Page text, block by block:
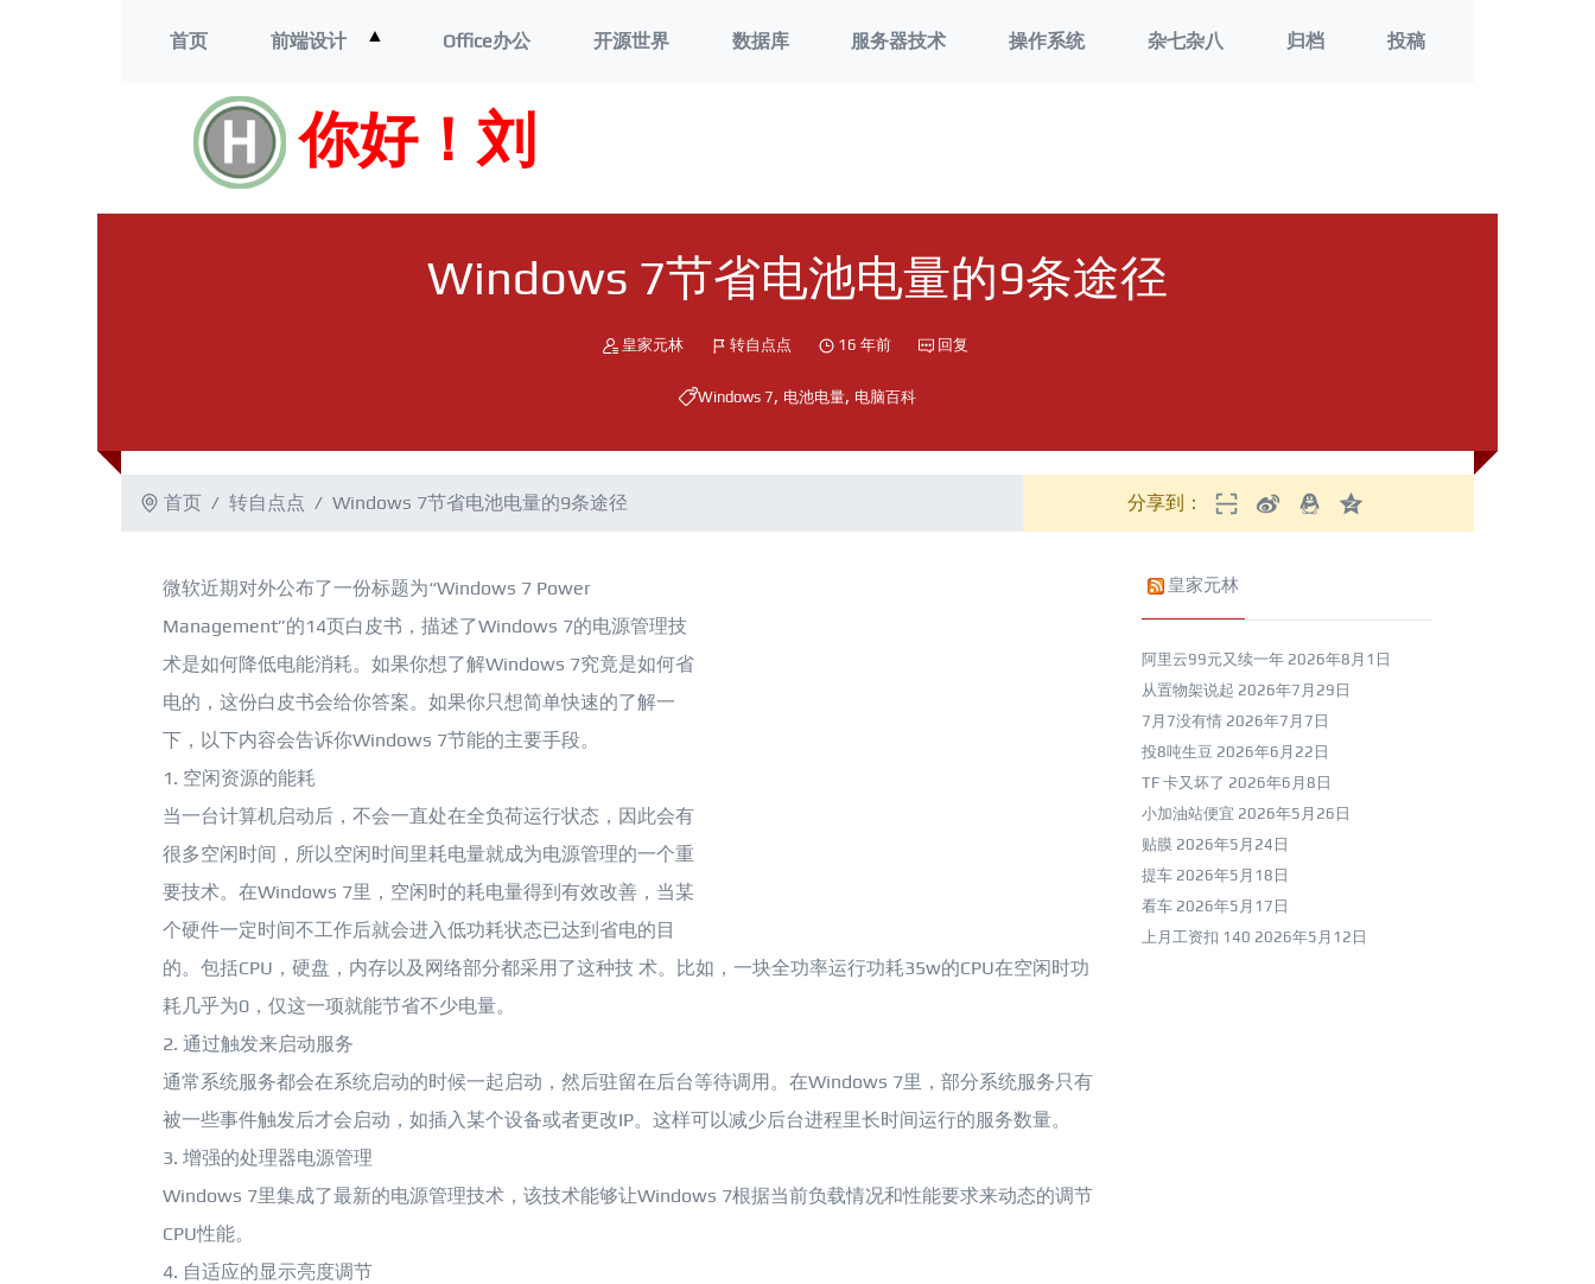
你好！刘
首页 前端设计 ▲
单
Office办公 开源世界 数据库 服务器技术 操作系统 杂七杂八 归档 投稿
Windows 7节省电池电量的9条途径
皇家元林 转自点点 16 年前 回复
Windows 7, 电池电量, 电脑百科
首页 转自点点 Windows 7节省电池电量的9条途径 分享到：
微软近期对外公布了一份标题为“Windows 7 Power
Management”的14页白皮书，描述了Windows 7的电源管理技
术是如何降低电能消耗。如果你想了解Windows 7究竟是如何省
电的，这份白皮书会给你答案。如果你只想简单快速的了解一
下，以下内容会告诉你Windows 7节能的主要手段。
1. 空闲资源的能耗
当一台计算机启动后，不会一直处在全负荷运行状态，因此会有
很多空闲时间，所以空闲时间里耗电量就成为电源管理的一个重
要技术。在Windows 7里，空闲时的耗电量得到有效改善，当某
个硬件一定时间不工作后就会进入低功耗状态已达到省电的目
的。包括CPU，硬盘，内存以及网络部分都采用了这种技 术。比如，一块全功率运行功耗35w的CPU在空闲时功
耗几乎为0，仅这一项就能节省不少电量。
2. 通过触发来启动服务
通常系统服务都会在系统启动的时候一起启动，然后驻留在后台等待调用。在Windows 7里，部分系统服务只有
被一些事件触发后才会启动，如插入某个设备或者更改IP。这样可以减少后台进程里长时间运行的服务数量。
3. 增强的处理器电源管理
Windows 7里集成了最新的电源管理技术，该技术能够让Windows 7根据当前负载情况和性能要求来动态的调节
CPU性能。
4. 自适应的显示亮度调节
皇家元林
阿里云99元又续一年 2026年8月1日
从置物架说起 2026年7月29日
7月7没有情 2026年7月7日
投8吨生豆 2026年6月22日
TF 卡又坏了 2026年6月8日
小加油站便宜 2026年5月26日
贴膜 2026年5月24日
提车 2026年5月18日
看车 2026年5月17日
上月工资扣 140 2026年5月12日